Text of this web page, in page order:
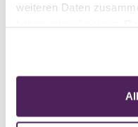
weiteren Daten
info@arcmedia.ch